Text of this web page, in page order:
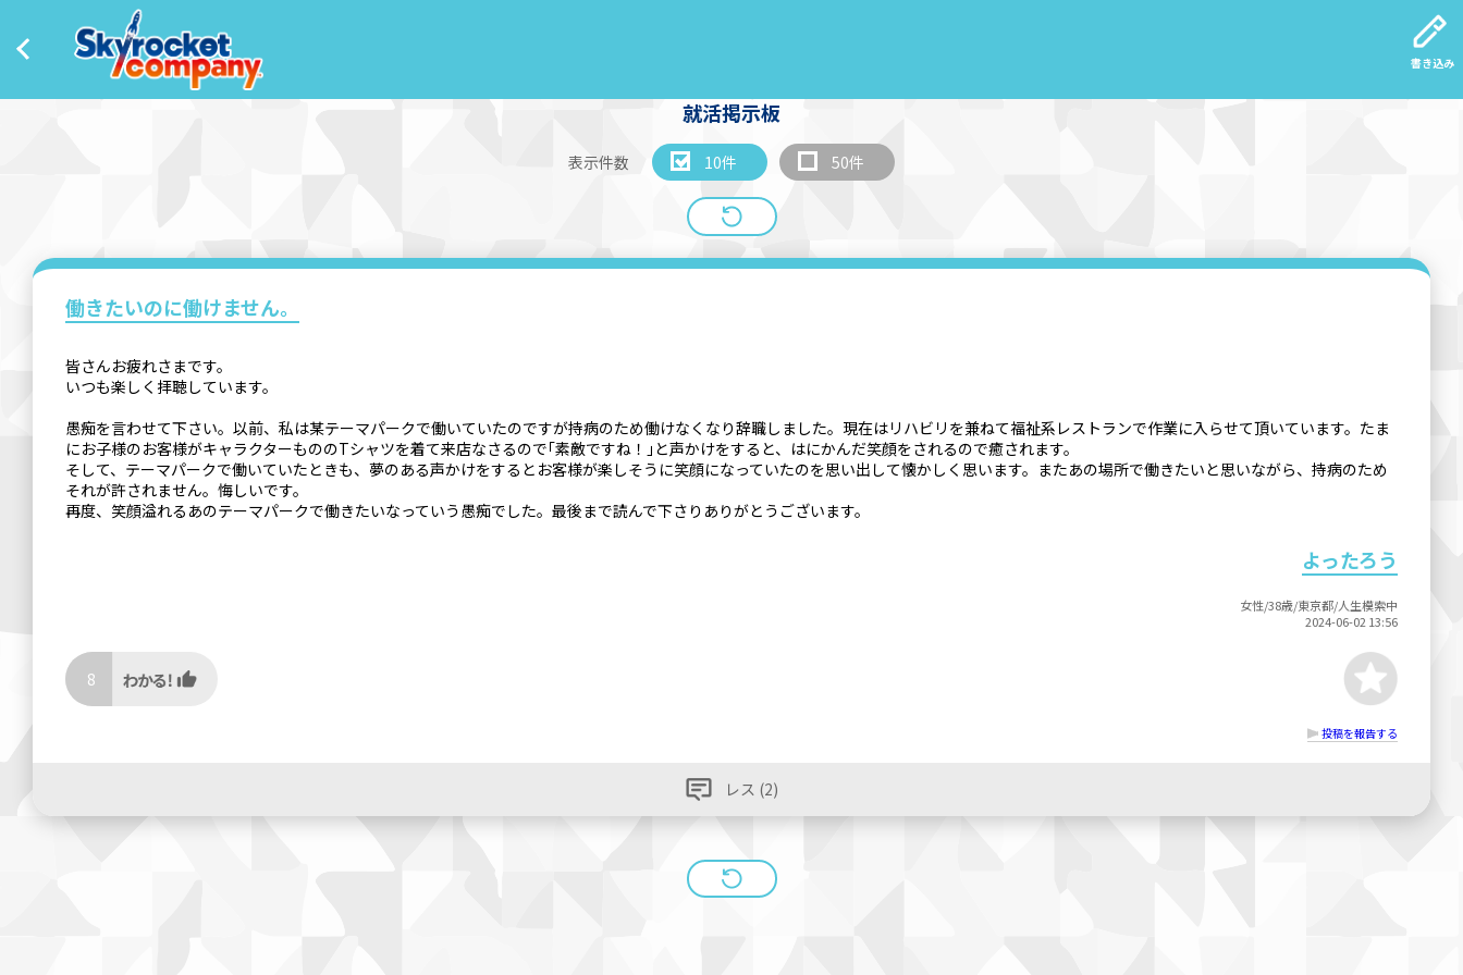
書き込み
就活掲示板
表示件数 10件 50件
働きたいのに働けません。
皆さんお疲れさまです。
いつも楽しく拝聴しています。
愚痴を言わせて下さい。以前、私は某テーマパークで働いていたのですが持病のため働けなくなり辞職しました。現在はリハビリを兼ねて福祉系レストランで作業に入らせて頂いています。たま
にお子様のお客様がキャラクターもののTシャツを着て来店なさるので｢素敵ですね！｣と声かけをすると、はにかんだ笑顔をされるので癒されます。
そして、テーマパークで働いていたときも、夢のある声かけをするとお客様が楽しそうに笑顔になっていたのを思い出して懐かしく思います。またあの場所で働きたいと思いながら、持病のため
それが許されません。悔しいです。
再度、笑顔溢れるあのテーマパークで働きたいなっていう愚痴でした。最後まで読んで下さりありがとうございます。
よったろう
女性/38歳/東京都/人生模索中
2024-06-02 13:56
8
投稿を報告する
レス (2)